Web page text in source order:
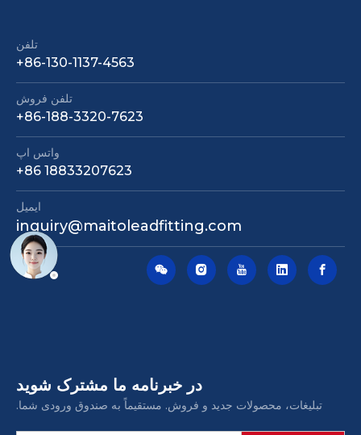
اتصال کارتن فولادی
تلفن
‎+86-130-1137-4563‎
تلفن فروش
‎+86-188-3320-7623‎
واتس اپ
‎+86 18833207623‎
ایمیل
inquiry@maitoleadfitting.com
در خبرنامه ما مشترک شوید
تبلیغات، محصولات جدید و فروش. مستقیماً به صندوق ورودی شما.